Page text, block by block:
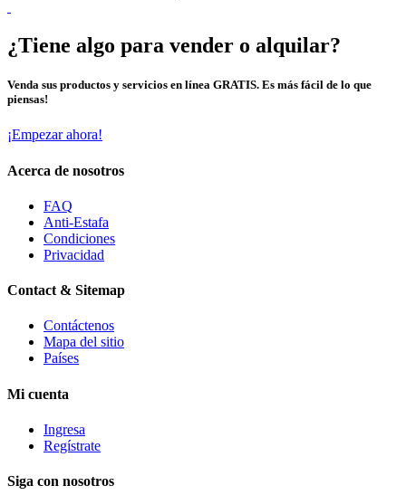
¿Tiene algo para vender o alquilar?
Venda sus productos y servicios en línea GRATIS. Es más fácil de lo que
piensas!
¡Empezar ahora!
Acerca de nosotros
FAQ
Anti-Estafa
Condiciones
Privacidad
Contact & Sitemap
Contáctenos
Mapa del sitio
Países
Mi cuenta
Ingresa
Regístrate
Siga con nosotros